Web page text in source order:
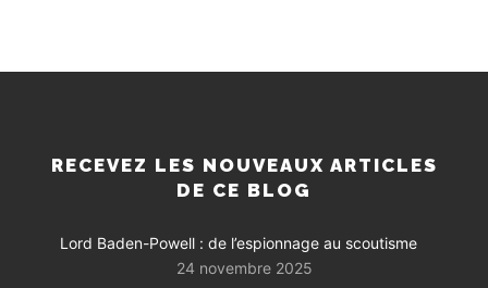
RECEVEZ LES NOUVEAUX ARTICLES
DE CE BLOG
Lord Baden-Powell : de l’espionnage au scoutisme
24 novembre 2025